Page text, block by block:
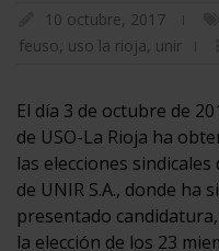
10 octubre, 2017
feuso, uso la rioja, unir
El día 3 de octubre de
de USO-La Rioja ha
las elecciones
de UNIR S.A., donde ha
presentado
la elección de los 23